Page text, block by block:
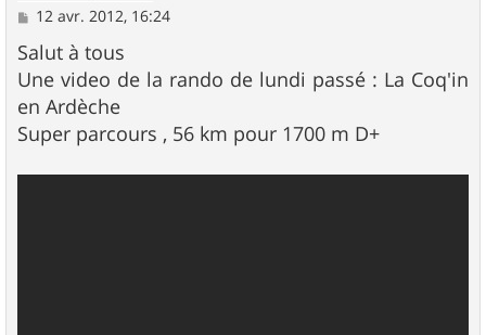
M
s
s
a
g
e
12 avr. 2012, 16:24
Salut à tous
Une video de la rando de lundi passé : La Coq'in
en Ardèche
Super parcours , 56 km pour 1700 m D+